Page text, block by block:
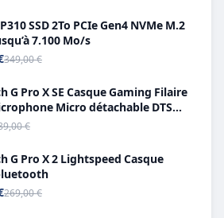
SSD 2To PCIe Gen4 NVMe M.2
7.100 Mo/s
349,00 €
G Pro X SE Casque Gaming Filaire
Micro détachable DTS
X 7.1
€
G Pro X 2 Lightspeed Casque
269,00 €